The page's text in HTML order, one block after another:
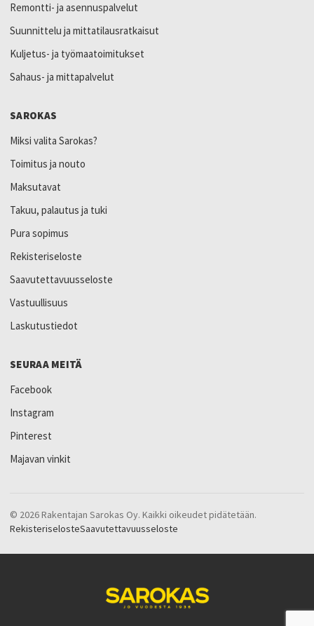
Remontti- ja asennuspalvelut
Suunnittelu ja mittatilausratkaisut
Kuljetus- ja työmaatoimitukset
Sahaus- ja mittapalvelut
SAROKAS
Miksi valita Sarokas?
Toimitus ja nouto
Maksutavat
Takuu, palautus ja tuki
Pura sopimus
Rekisteriseloste
Saavutettavuusseloste
Vastuullisuus
Laskutustiedot
SEURAA MEITÄ
Facebook
Instagram
Pinterest
Majavan vinkit
© 2026 Rakentajan Sarokas Oy. Kaikki oikeudet pidätetään.
RekisteriselosteSaavutettavuusseloste